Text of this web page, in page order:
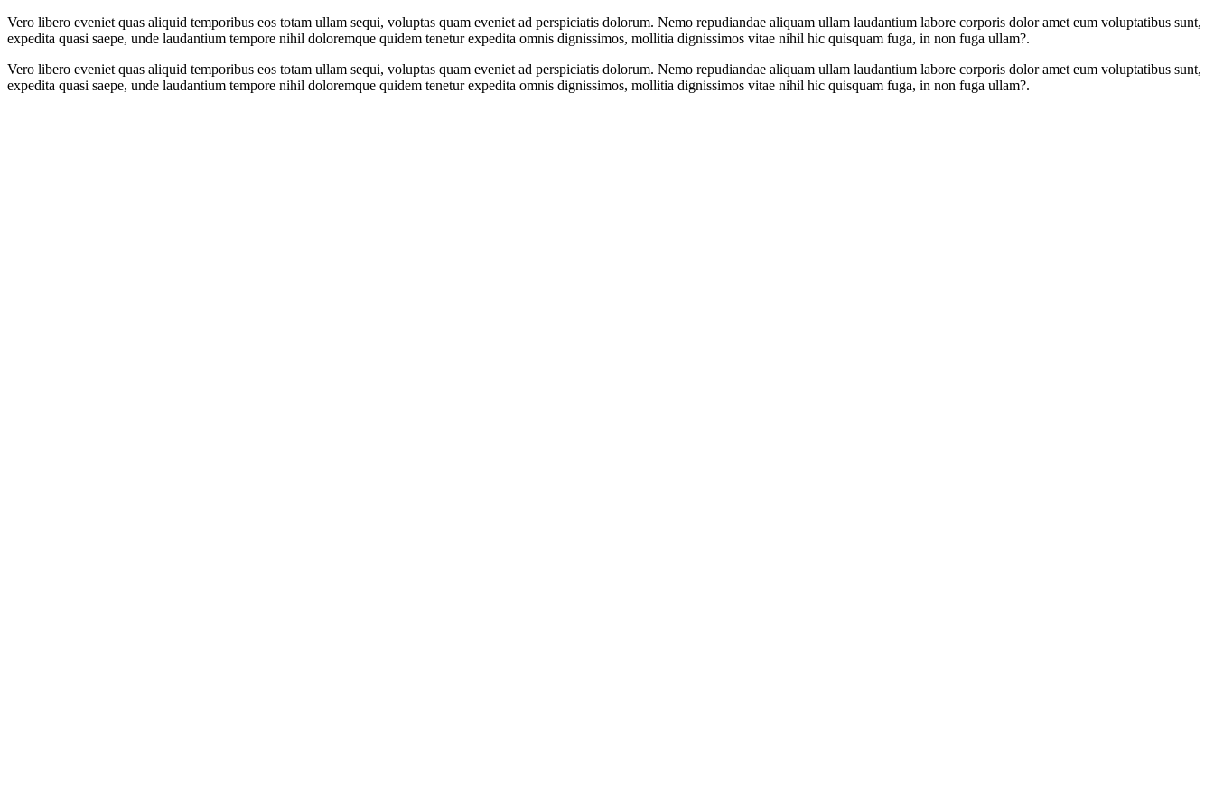
Vero libero eveniet quas aliquid temporibus eos totam ullam sequi, voluptas quam eveniet ad perspiciatis dolorum. Nemo repudiandae aliquam ullam laudantium labore corporis dolor amet eum voluptatibus sunt,
expedita quasi saepe, unde laudantium tempore nihil doloremque quidem tenetur expedita omnis dignissimos, mollitia dignissimos vitae nihil hic quisquam fuga, in non fuga ullam?.
Vero libero eveniet quas aliquid temporibus eos totam ullam sequi, voluptas quam eveniet ad perspiciatis dolorum. Nemo repudiandae aliquam ullam laudantium labore corporis dolor amet eum voluptatibus sunt,
expedita quasi saepe, unde laudantium tempore nihil doloremque quidem tenetur expedita omnis dignissimos, mollitia dignissimos vitae nihil hic quisquam fuga, in non fuga ullam?.